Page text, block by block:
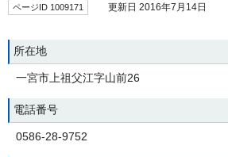
ページID 1009171 更新日 2016年7月14日
所在地
一宮市上祖父江字山前26
電話番号
0586-28-9752